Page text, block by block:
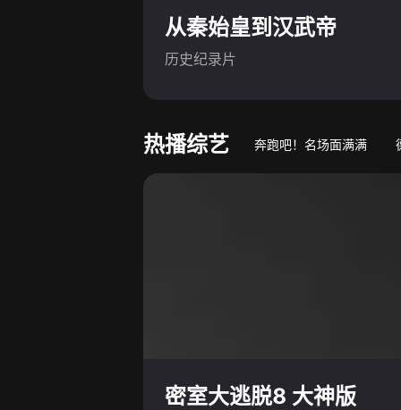
从秦始皇到汉武帝
历史纪录片
热播综艺 奔跑吧！名场面满满
密室大逃脱8 大神版